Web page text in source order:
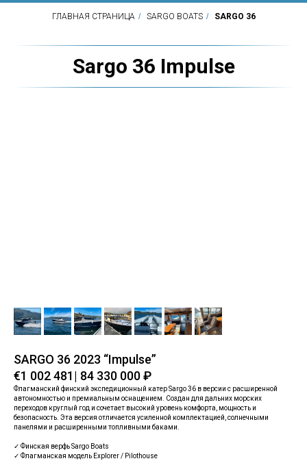
ГЛАВНАЯ СТРАНИЦА / SARGO BOATS / SARGO 36
Sargo 36 Impulse
SARGO 36 2023 “Impulse”
€1 002 481| 84 330 000 ₽
Флагманский финский экспедиционный катер Sargo 36 в версии с расширенной
автономностью и премиальным оснащением. Создан для дальних морских
переходов круглый год и сочетает высокий уровень комфорта, мощность и
безопасность. Эта версия отличается усиленной комплектацией, солнечными
панелями и расширенными топливными баками.
✓ Финская верфь Sargo Boats
✓ Флагманская модель Explorer / Pilothouse